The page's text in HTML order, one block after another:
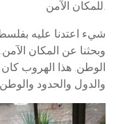
للمكان الآمن.
وبحثنا عن المكان
الوطن. هذا الهروب كان
والدول والحدود